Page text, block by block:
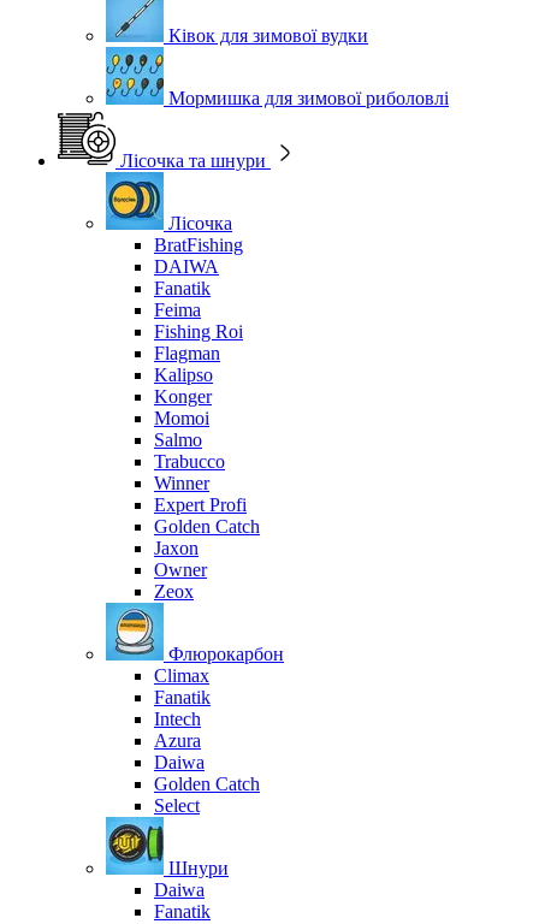
Ківок для зимової вудки
Мормишка для зимової риболовлі
Лісочка та шнури
Лісочка
BratFishing
DAIWA
Fanatik
Feima
Fishing Roi
Flagman
Kalipso
Konger
Momoi
Salmo
Trabucco
Winner
Expert Profi
Golden Catch
Jaxon
Owner
Zeox
Флюрокарбон
Climax
Fanatik
Intech
Azura
Daiwa
Golden Catch
Select
Шнури
Daiwa
Fanatik